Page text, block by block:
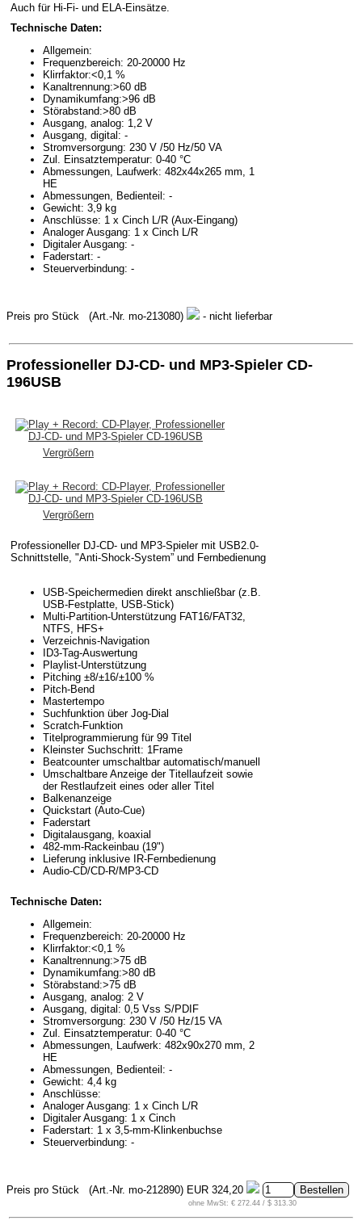
Auch für Hi-Fi- und ELA-Einsätze.
Technische Daten:
Allgemein:
Frequenzbereich: 20-20000 Hz
Klirrfaktor:<0,1 %
Kanaltrennung:>60 dB
Dynamikumfang:>96 dB
Störabstand:>80 dB
Ausgang, analog: 1,2 V
Ausgang, digital: -
Stromversorgung: 230 V /50 Hz/50 VA
Zul. Einsatztemperatur: 0-40 °C
Abmessungen, Laufwerk: 482x44x265 mm, 1
HE
Abmessungen, Bedienteil: -
Gewicht: 3,9 kg
Anschlüsse: 1 x Cinch L/R (Aux-Eingang)
Analoger Ausgang: 1 x Cinch L/R
Digitaler Ausgang: -
Faderstart: -
Steuerverbindung: -
Preis pro Stück (Art.-Nr. mo-213080) - nicht lieferbar
Professioneller DJ-CD- und MP3-Spieler CD-
196USB
Vergrößern
Vergrößern
Professioneller DJ-CD- und MP3-Spieler mit USB2.0-
Schnittstelle, "Anti-Shock-System” und Fernbedienung
USB-Speichermedien direkt anschließbar (z.B.
USB-Festplatte, USB-Stick)
Multi-Partition-Unterstützung FAT16/FAT32,
NTFS, HFS+
Verzeichnis-Navigation
ID3-Tag-Auswertung
Playlist-Unterstützung
Pitching ±8/±16/±100 %
Pitch-Bend
Mastertempo
Suchfunktion über Jog-Dial
Scratch-Funktion
Titelprogrammierung für 99 Titel
Kleinster Suchschritt: 1Frame
Beatcounter umschaltbar automatisch/manuell
Umschaltbare Anzeige der Titellaufzeit sowie
der Restlaufzeit eines oder aller Titel
Balkenanzeige
Quickstart (Auto-Cue)
Faderstart
Digitalausgang, koaxial
482-mm-Rackeinbau (19")
Lieferung inklusive IR-Fernbedienung
Audio-CD/CD-R/MP3-CD
Technische Daten:
Allgemein:
Frequenzbereich: 20-20000 Hz
Klirrfaktor:<0,1 %
Kanaltrennung:>75 dB
Dynamikumfang:>80 dB
Störabstand:>75 dB
Ausgang, analog: 2 V
Ausgang, digital: 0,5 Vss S/PDIF
Stromversorgung: 230 V /50 Hz/15 VA
Zul. Einsatztemperatur: 0-40 °C
Abmessungen, Laufwerk: 482x90x270 mm, 2
HE
Abmessungen, Bedienteil: -
Gewicht: 4,4 kg
Anschlüsse:
Analoger Ausgang: 1 x Cinch L/R
Digitaler Ausgang: 1 x Cinch
Faderstart: 1 x 3,5-mm-Klinkenbuchse
Steuerverbindung: -
Preis pro Stück (Art.-Nr. mo-212890) EUR 324,20
ohne MwSt: € 272.44 / $ 313.30